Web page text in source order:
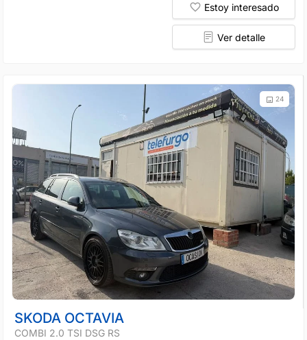
Estoy interesado
Ver detalle
24
SKODA OCTAVIA
COMBI 2.0 TSI DSG RS